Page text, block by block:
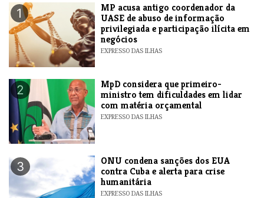
1
MP acusa antigo coordenador da
UASE de abuso de informação
privilegiada e participação ilícita em
negócios
EXPRESSO DAS ILHAS
2
MpD considera que primeiro-
ministro tem dificuldades em lidar
com matéria orçamental
EXPRESSO DAS ILHAS
3
ONU condena sanções dos EUA
contra Cuba e alerta para crise
humanitária
EXPRESSO DAS ILHAS